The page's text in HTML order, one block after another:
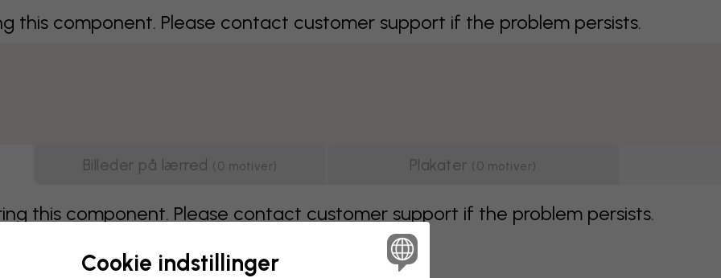
this component. Please contact customer support if the problem persists.
Billeder på lærred ( 0 motiver) Plakater ( 0 motiver)
this component. Please contact customer support if the problem persists.
Cookie indstillinger